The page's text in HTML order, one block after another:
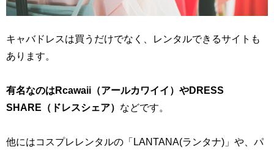
キャバドレスは買うだけでなく、レンタルできるサイトも
あります。
有名なのはRcawaii（アールカワイイ）やDRESS
SHARE（ドレスシェア） などです。
他にはコスプレレンタルの「LANTANA(ランタナ)」や、パ